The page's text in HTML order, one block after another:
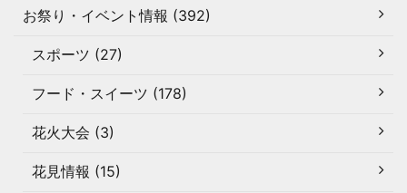
お祭り・イベント情報 (392)
スポーツ (27)
フード・スイーツ (178)
花火大会 (3)
花見情報 (15)